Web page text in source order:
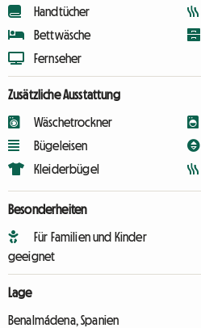
Handtücher
Bettwäsche
Fernseher
Zusätzliche Ausstattung
Wäschetrockner
Bügeleisen
Kleiderbügel
Besonderheiten
Für Familien und Kinder
geeignet
Lage
Benalmádena, Spanien